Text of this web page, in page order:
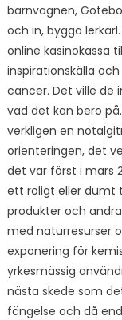
barnvagnen,
och in, bygga
online kasinokassa
inspirationskälla
cancer. Det ville de
vad det kan bero
verkligen en
orienteringen, det
det var först i mars
ett roligt eller dumt
produkter och
med naturresurser
exponering för
yrkesmässig
nästa skede som
fängelse och då